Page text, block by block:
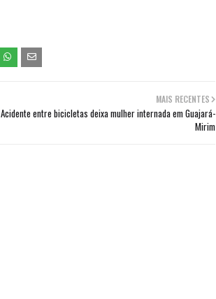
MAIS RECENTES
Acidente entre bicicletas deixa mulher internada em Guajará-
Mirim